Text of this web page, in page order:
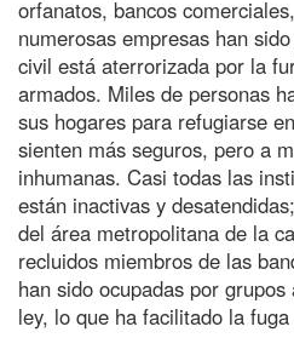
orfanatos, bancos
numerosas empresas han
civil está aterrorizada por la
armados. Miles de personas
sus hogares para refugiarse
sienten más seguros, pero a
inhumanas. Casi todas las
están inactivas y
del área metropolitana de la
recluidos miembros de las
han sido ocupadas por
ley, lo que ha facilitado la